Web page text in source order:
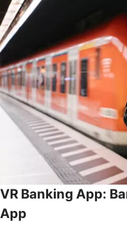
VR Banking App:
App